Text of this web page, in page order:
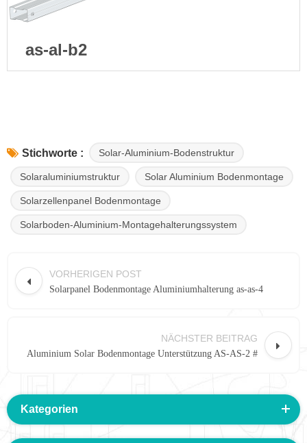
as-al-b2
Stichworte : Solar-Aluminium-Bodenstruktur
Solaraluminiumstruktur Solar Aluminium Bodenmontage
Solarzellenpanel Bodenmontage
Solarboden-Aluminium-Montagehalterungssystem
VORHERIGEN POST
Solarpanel Bodenmontage Aluminiumhalterung as-as-4
NÄCHSTER BEITRAG
Aluminium Solar Bodenmontage Unterstützung AS-AS-2 #
Kategorien